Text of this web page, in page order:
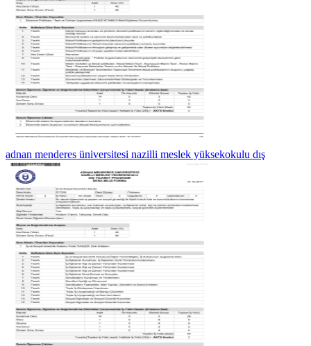
adnan menderes üniversitesi nazilli meslek yüksekokulu dış